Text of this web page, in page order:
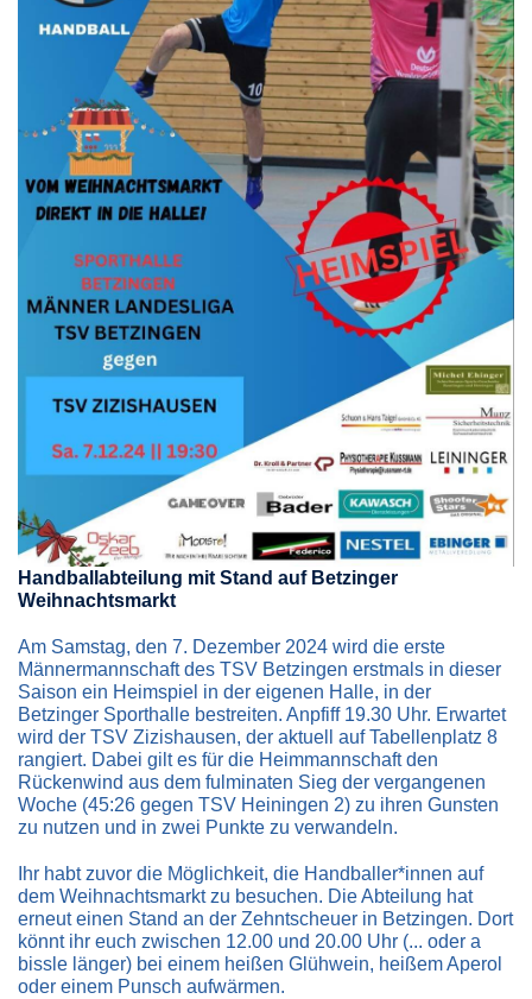
Handballabteilung mit Stand auf Betzinger
Weihnachtsmarkt
Am Samstag, den 7. Dezember 2024 wird die erste
Männermannschaft des TSV Betzingen erstmals in dieser
Saison ein Heimspiel in der eigenen Halle, in der
Betzinger Sporthalle bestreiten. Anpfiff 19.30 Uhr. Erwartet
wird der TSV Zizishausen, der aktuell auf Tabellenplatz 8
rangiert. Dabei gilt es für die Heimmannschaft den
Rückenwind aus dem fulminaten Sieg der vergangenen
Woche (45:26 gegen TSV Heiningen 2) zu ihren Gunsten
zu nutzen und in zwei Punkte zu verwandeln.
Ihr habt zuvor die Möglichkeit, die Handballer*innen auf
dem Weihnachtsmarkt zu besuchen. Die Abteilung hat
erneut einen Stand an der Zehntscheuer in Betzingen. Dort
könnt ihr euch zwischen 12.00 und 20.00 Uhr (... oder a
bissle länger) bei einem heißen Glühwein, heißem Aperol
oder einem Punsch aufwärmen.